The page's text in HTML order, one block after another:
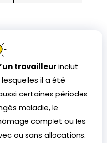
travailleurinclut
il a été
certaines périodes
maladie, le
complet ou les
ou sans allocations.